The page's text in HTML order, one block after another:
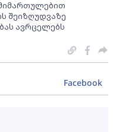
შეიზღუდვაზე
ავრცელებს
Facebook